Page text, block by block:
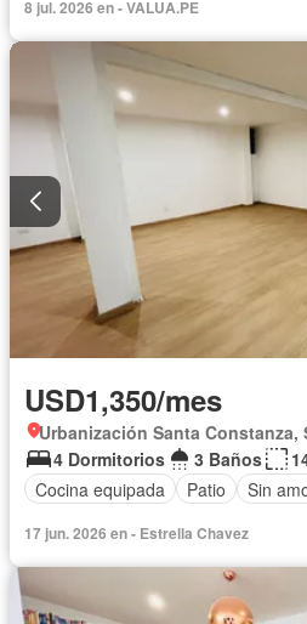
8 jul. 2026 en - VALUA.PE
USD1,350/mes
Urbanización Santa Constanza,
4 Dormitorios
3 Baños
Cocina equipada
Patio Sin
17 jun. 2026 en - Estrella Chavez